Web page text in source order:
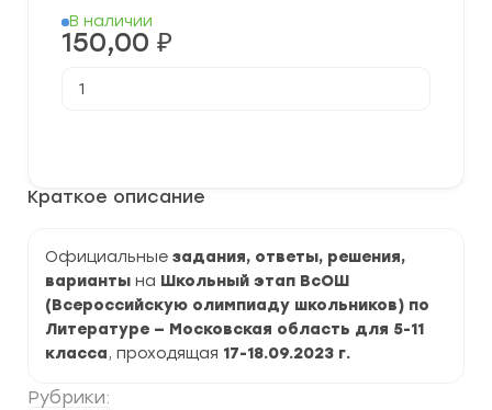
Краткое описание
Официальные задания, ответы, решения,
варианты на Школьный этап ВсОШ
(Всероссийскую олимпиаду школьников) по
Литературе — Московская область для 5-11
класса, проходящая 17-18.09.2023 г.
Рубрики:
В наличии
150,00 ₽
товара
Литературе
учебный
год.
Московская
область
регион